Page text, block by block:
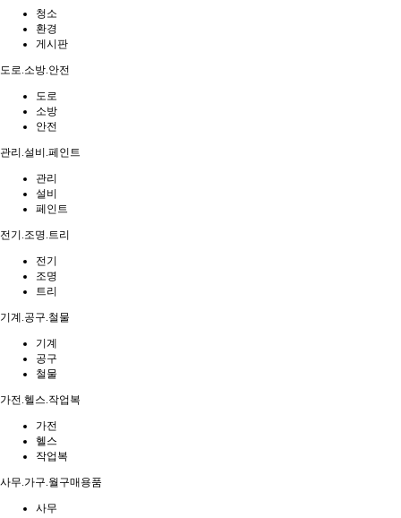
청소
환경
게시판
도로.소방.안전
도로
소방
안전
관리.설비.페인트
관리
설비
페인트
전기.조명.트리
전기
조명
트리
기계.공구.철물
기계
공구
철물
가전.헬스.작업복
가전
헬스
작업복
사무.가구.월구매용품
사무